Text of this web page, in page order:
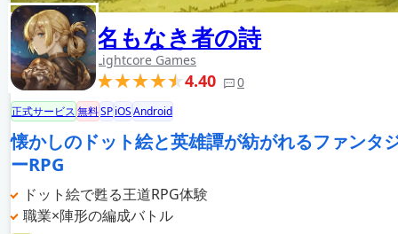
名もなき者の詩
Lightcore Games
4.40 0
正式サービス無料SPiOSAndroid
懐かしのドット絵と英雄譚が紡がれるファンタ
ーRPG
ドット絵で甦る王道RPG体験
職業×陣形の編成バトル